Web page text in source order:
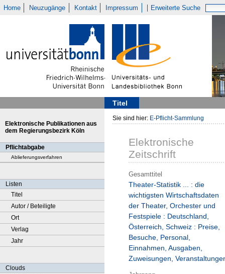
Home Neuzugänge Kontakt Impressum Erweiterte Suche
Titel
Elektronische Publikationen aus
dem Regierungsbezirk Köln
Pflichtabgabe
Ablieferungsverfahren
Listen
Titel
Autor / Beteiligte
Ort
Verlag
Jahr
Clouds
Sie sind hier: E-Pflicht-Sammlung
Elektronische
Zeitschrift
Gesamttitel
Theater-Statistik ... : die
wichtigsten Wirtschaftsdaten
der Theater, Orchester und
Festspiele : Deutschland,
Österreich, Schweiz : Preise,
Besuche, Personal,
Einnahmen, Ausgaben,
Zuweisungen,